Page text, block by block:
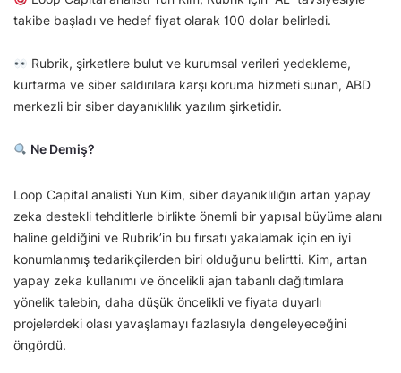
takibe başladı ve hedef fiyat olarak 100 dolar belirledi.
Rubrik, şirketlere bulut ve kurumsal verileri yedekleme,
kurtarma ve siber saldırılara karşı koruma hizmeti sunan, ABD
merkezli bir siber dayanıklılık yazılım şirketidir.
Ne Demiş?
Loop Capital analisti Yun Kim, siber dayanıklılığın artan yapay
zeka destekli tehditlerle birlikte önemli bir yapısal büyüme alanı
haline geldiğini ve Rubrik’in bu fırsatı yakalamak için en iyi
konumlanmış tedarikçilerden biri olduğunu belirtti. Kim, artan
yapay zeka kullanımı ve öncelikli ajan tabanlı dağıtımlara
yönelik talebin, daha düşük öncelikli ve fiyata duyarlı
projelerdeki olası yavaşlamayı fazlasıyla dengeleyeceğini
öngördü.